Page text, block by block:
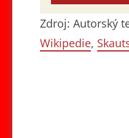
Zdroj: Autorský
Wikipedie,